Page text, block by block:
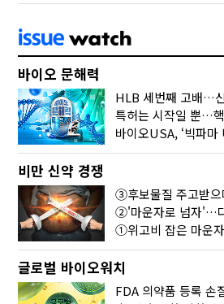
바이오 문해력
HLB 세번째 고배…
특허는 시작일 뿐…
바이오USA, ‘빅파마
비만 신약 경쟁
③후보물질 주고받
②'마운자로 넘자'…
①위고비 잡은 마운
글로벌 바이오워치
FDA 의약품 등록